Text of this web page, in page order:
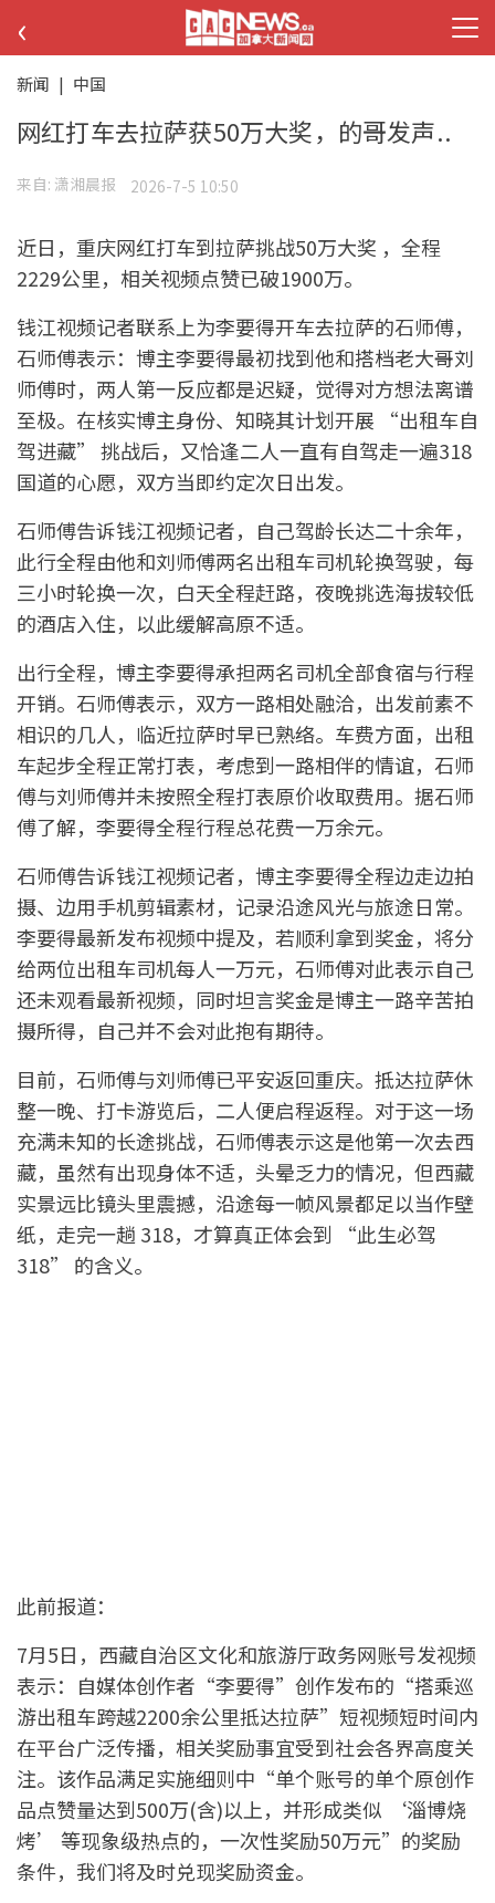
‹
新闻 | 中国
网红打车去拉萨获50万大奖，的哥发声..
来自: 潇湘晨报 2026-7-5 10:50
近日，重庆网红打车到拉萨挑战50万大奖 ，全程
2229公里，相关视频点赞已破1900万。
钱江视频记者联系上为李要得开车去拉萨的石师傅，
石师傅表示：博主李要得最初找到他和搭档老大哥刘
师傅时，两人第一反应都是迟疑，觉得对方想法离谱
至极。在核实博主身份、知晓其计划开展 “出租车自
驾进藏” 挑战后，又恰逢二人一直有自驾走一遍318
国道的心愿，双方当即约定次日出发。
石师傅告诉钱江视频记者，自己驾龄长达二十余年，
此行全程由他和刘师傅两名出租车司机轮换驾驶，每
三小时轮换一次，白天全程赶路，夜晚挑选海拔较低
的酒店入住，以此缓解高原不适。
出行全程，博主李要得承担两名司机全部食宿与行程
开销。石师傅表示，双方一路相处融洽，出发前素不
相识的几人，临近拉萨时早已熟络。车费方面，出租
车起步全程正常打表，考虑到一路相伴的情谊，石师
傅与刘师傅并未按照全程打表原价收取费用。据石师
傅了解，李要得全程行程总花费一万余元。
石师傅告诉钱江视频记者，博主李要得全程边走边拍
摄、边用手机剪辑素材，记录沿途风光与旅途日常。
李要得最新发布视频中提及，若顺利拿到奖金，将分
给两位出租车司机每人一万元，石师傅对此表示自己
还未观看最新视频，同时坦言奖金是博主一路辛苦拍
摄所得，自己并不会对此抱有期待。
目前，石师傅与刘师傅已平安返回重庆。抵达拉萨休
整一晚、打卡游览后，二人便启程返程。对于这一场
充满未知的长途挑战，石师傅表示这是他第一次去西
藏，虽然有出现身体不适，头晕乏力的情况，但西藏
实景远比镜头里震撼，沿途每一帧风景都足以当作壁
纸，走完一趟 318，才算真正体会到 “此生必驾
318” 的含义。
此前报道：
7月5日，西藏自治区文化和旅游厅政务网账号发视频
表示：自媒体创作者“李要得”创作发布的“搭乘巡
游出租车跨越2200余公里抵达拉萨”短视频短时间内
在平台广泛传播，相关奖励事宜受到社会各界高度关
注。该作品满足实施细则中“单个账号的单个原创作
品点赞量达到500万(含)以上，并形成类似 ‘淄博烧
烤’ 等现象级热点的，一次性奖励50万元”的奖励
条件，我们将及时兑现奖励资金。